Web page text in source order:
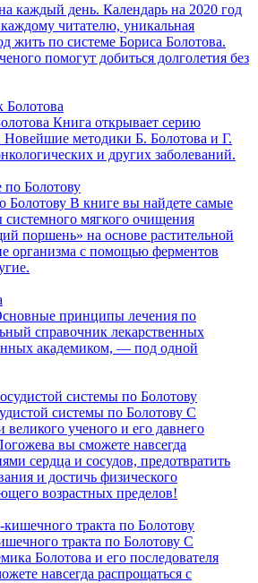
каждый день. Календарь на 2020 год
читателю, уникальная
жить по системе Бориса Болотова.
помогут добиться долголетия без
Книга открывает серию
методики Б. Болотова и Г.
и других заболеваний.
Болотову В книге вы найдете самые
мягкого очищения
поршень» на основе растительной
организма с помощью ферментов
принципы лечения по
справочник лекарственных
академиком, — под одной
системы по Болотову С
ученого и его давнего
вы сможете навсегда
сердца и сосудов, предотвратить
и достичь физического
возрастных пределов!
тракта по Болотову С
Болотова и его последователя
навсегда распрощаться с